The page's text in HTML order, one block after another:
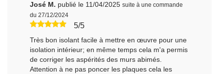
José M. publié le 11/04/2025 suite à une commande
du 27/12/2024
5/5
Très bon isolant facile à mettre en œuvre pour une
isolation intérieur; en même temps cela m'a permis
de corriger les aspérités des murs abimés.
Attention à ne pas poncer les plaques cela les